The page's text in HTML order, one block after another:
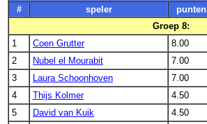
#
speler punten
Groep 8:
1
Coen Grutter 8.00
2
Nubel el Mourabit 7.00
3
Laura Schoonhoven 7.00
4
Thijs Kolmer 4.50
5
David van Kuik 4.50